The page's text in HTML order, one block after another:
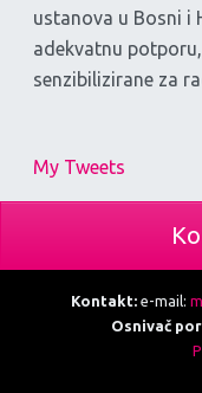
ustanova u Bosni i
adekvatnu
senzibilizirane za
My Tweets
Kontakt:e-mail:
Osnivač